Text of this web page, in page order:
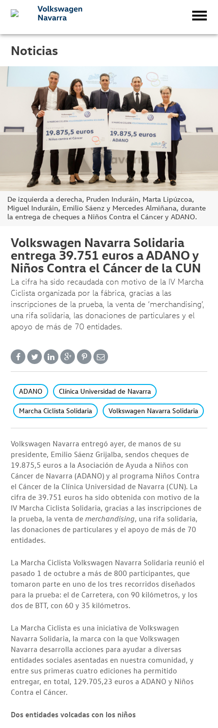
Noticias
De izquierda a derecha, Pruden Induráin, Marta Lipúzcoa,
Miguel Induráin, Emilio Sáenz y Mercedes Almiñana, durante
la entrega de cheques a Niños Contra el Cáncer y ADANO.
Volkswagen Navarra Solidaria
entrega 39.751 euros a ADANO y
Niños Contra el Cáncer de la CUN
La cifra ha sido recaudada con motivo de la IV Marcha
Ciclista organizada por la fábrica, gracias a las
inscripciones de la prueba, la venta de ‘merchandising’,
una rifa solidaria, las donaciones de particulares y el
apoyo de más de 70 entidades.
ADANO Clínica Universidad de Navarra
Marcha Ciclista Solidaria Volkswagen Navarra Solidaria
Volkswagen Navarra entregó ayer, de manos de su
presidente, Emilio Sáenz Grijalba, sendos cheques de
19.875,5 euros a la Asociación de Ayuda a Niños con
Cáncer de Navarra (ADANO) y al programa Niños Contra
el Cáncer de la Clínica Universidad de Navarra (CUN). La
cifra de 39.751 euros ha sido obtenida con motivo de la
IV Marcha Ciclista Solidaria, gracias a las inscripciones de
la prueba, la venta demerchandising, una rifa solidaria,
las donaciones de particulares y el apoyo de más de 70
entidades.
La Marcha Ciclista Volkswagen Navarra Solidaria reunió el
pasado 1 de octubre a más de 800 participantes, que
tomaron parte en uno de los tres recorridos diseñados
para la prueba: el de Carretera, con 90 kilómetros, y los
dos de BTT, con 60 y 35 kilómetros.
La Marcha Ciclista es una iniciativa de Volkswagen
Navarra Solidaria, la marca con la que Volkswagen
Navarra desarrolla acciones para ayudar a diversas
entidades sociales asentadas en nuestra comunidad, y
entre sus primeras cuatro ediciones ha permitido
entregar, en total, 129.705,23 euros a ADANO y Niños
Contra el Cáncer.
Dos entidades volcadas con los niños